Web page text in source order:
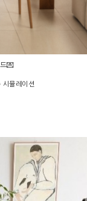
💌
시뮬레이션